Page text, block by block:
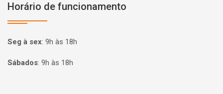
Horário de funcionamento
Seg à sex: 9h às 18h
Sábados: 9h às 18h